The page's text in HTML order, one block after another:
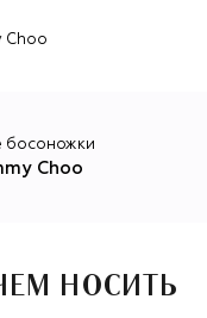
Choo
босоножки
Choo
НОСИТЬ